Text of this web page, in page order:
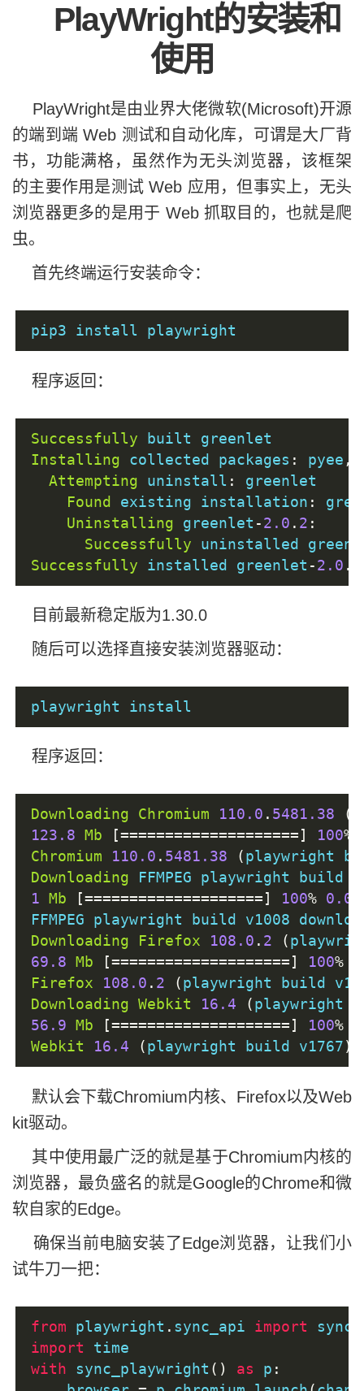
PlayWright的安装和
使用
PlayWright是由业界大佬微软(Microsoft)开源
的端到端 Web 测试和自动化库，可谓是大厂背
书，功能满格，虽然作为无头浏览器，该框架
的主要作用是测试 Web 应用，但事实上，无头
浏览器更多的是用于 Web 抓取目的，也就是爬
虫。
首先终端运行安装命令：
pip3 install playwright
程序返回：
Successfully built greenlet
Installing collected packages : pyee ,
Attempting uninstall :
greenlet
Found existing installation :
Uninstalling greenlet -2.0 . 2 :
Successfully uninstalled
Successfully installed greenlet -2.0 .
目前最新稳定版为1.30.0
随后可以选择直接安装浏览器驱动：
playwright install
程序返回：
Downloading Chromium 110.0 . 5481.38 (
123.8 Mb [====================] 100%
Chromium
110.0 . 5481.38 (playwright
Downloading FFMPEG playwright build
1 Mb [====================] 100% 0.0s
FFMPEG playwright build v1008
Downloading
Firefox 108.0 . 2 (
69.8 Mb [====================] 100%
Firefox
108.0 . 2 (playwright build
Downloading Webkit 16.4 (playwright
56.9 Mb [====================] 100%
Webkit
16.4 (playwright build v1767)
默认会下载Chromium内核、Firefox以及Web
kit驱动。
其中使用最广泛的就是基于Chromium内核的
浏览器，最负盛名的就是Google的Chrome和微
软自家的Edge。
确保当前电脑安装了Edge浏览器，让我们小
试牛刀一把：
from playwright . sync_api import
import time
with sync_playwright () as p :